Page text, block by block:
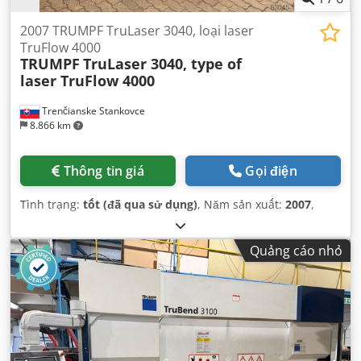
Trenčianske Stankovce
8.866 km
2007 TRUMPF TruLaser 3040, loại laser
TruFlow 4000
TRUMPF TruLaser 3040, type of
laser TruFlow 4000
Thông tin giá Gọi điện
Tình trạng: tốt (đã qua sử dụng), Năm sản xuất: 2007,
Quảng cáo nhỏ